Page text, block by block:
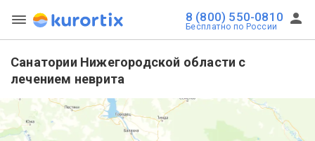
8 (800) 550-0810
Бесплатно по России
Санатории Нижегородской области с
лечением неврита